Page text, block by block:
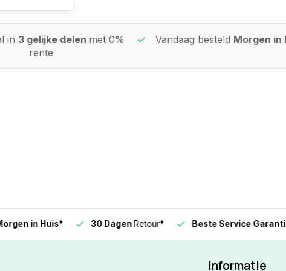
in 3 gelijke delen met 0%
rente
Vandaag besteld Morgen in
in Huis* 30 DagenRetour* Beste Service Garantie
Informatie